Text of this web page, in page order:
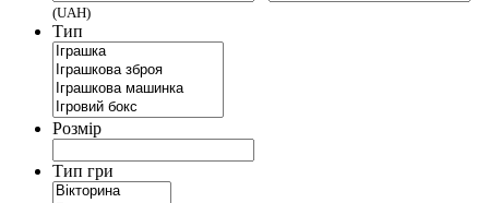
(UAH)
Тип
Розмір
Тип гри